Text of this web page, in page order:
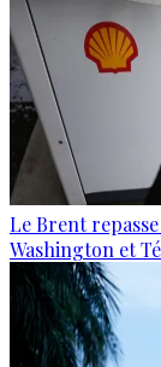
Le Brent
Washington et